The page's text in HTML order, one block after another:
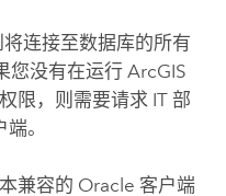
连接至数据库的所有
您没有在运行 ArcGIS
限，则需要请求 IT 部
。
兼容的 Oracle 客户端